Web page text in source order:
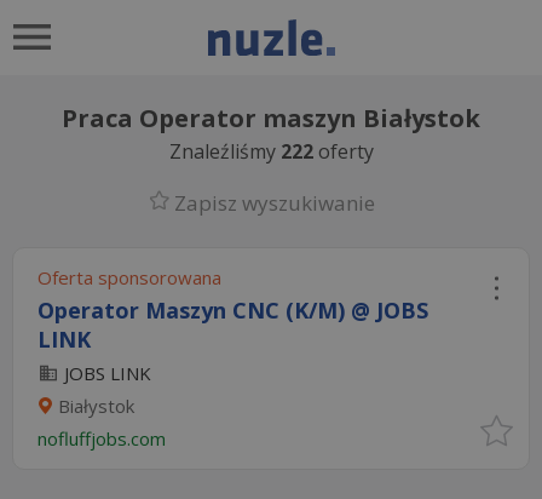
Praca Operator maszyn Białystok
Znaleźliśmy 222oferty
Zapisz wyszukiwanie
Oferta sponsorowana
Operator Maszyn CNC (K/M) @ JOBS
LINK
JOBS LINK
Białystok
nofluffjobs.com